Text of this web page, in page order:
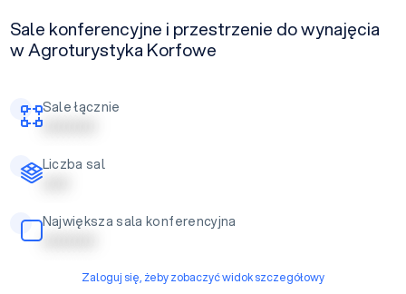
Sale konferencyjne i przestrzenie do wynajęcia
w Agroturystyka Korfowe
Sale łącznie
| | | | | | | | | |
Liczba sal
| | | | |
Największa sala konferencyjna
| | | | | | | | | |
Zaloguj się, żeby zobaczyć widok szczegółowy